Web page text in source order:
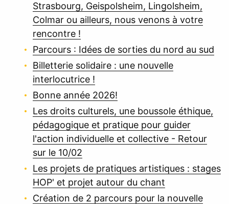
Strasbourg, Geispolsheim, Lingolsheim,
Colmar ou ailleurs, nous venons à votre
rencontre !
Parcours : Idées de sorties du nord au sud
Billetterie solidaire : une nouvelle
interlocutrice !
Bonne année 2026!
Les droits culturels, une boussole éthique,
pédagogique et pratique pour guider
l'action individuelle et collective - Retour
sur le 10/02
Les projets de pratiques artistiques : stages
HOP' et projet autour du chant
Création de 2 parcours pour la nouvelle